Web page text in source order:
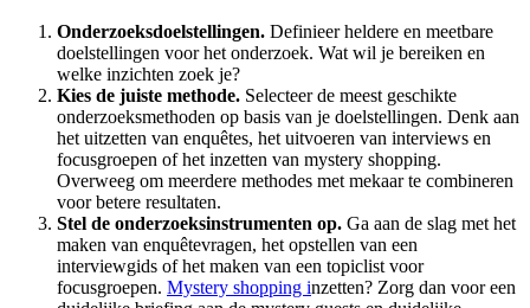
Onderzoeksdoelstellingen. Definieer heldere en meetbare
doelstellingen voor het onderzoek. Wat wil je bereiken en
welke inzichten zoek je?
Kies de juiste methode. Selecteer de meest geschikte
onderzoeksmethoden op basis van je doelstellingen. Denk aan
het uitzetten van enquêtes, het uitvoeren van interviews en
focusgroepen of het inzetten van mystery shopping.
Overweeg om meerdere methodes met mekaar te combineren
voor betere resultaten.
Stel de onderzoeksinstrumenten op. Ga aan de slag met het
maken van enquêtevragen, het opstellen van een
interviewgids of het maken van een topiclist voor
focusgroepen. Mystery shopping inzetten? Zorg dan voor een